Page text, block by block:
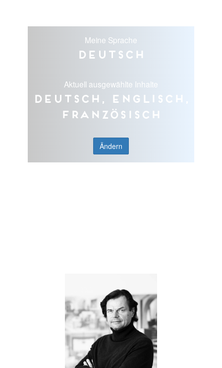
Meine Sprache
Deutsch
Aktuell ausgewählte Inhalte
Deutsch, Englisch,
Französisch
Ändern